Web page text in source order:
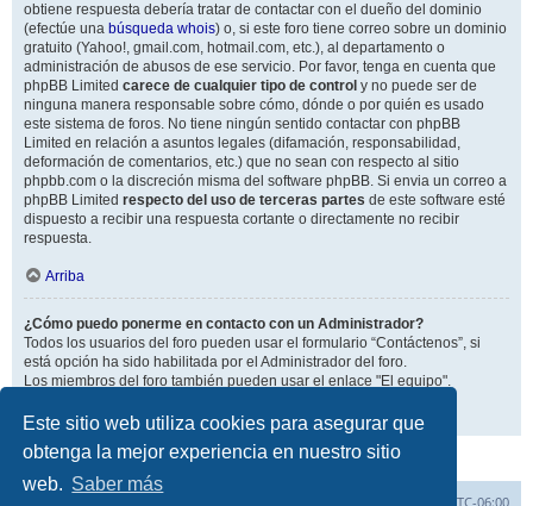
Este sitio web utiliza cookies para asegurar que
obtenga la mejor experiencia en nuestro sitio
web. Saber más
obtiene respuesta debería tratar de contactar con el dueño del dominio
(efectúe una búsqueda whois) o, si este foro tiene correo sobre un dominio
gratuito (Yahoo!, gmail.com, hotmail.com, etc.), al departamento o
administración de abusos de ese servicio. Por favor, tenga en cuenta que
phpBB Limited carece de cualquier tipo de control y no puede ser de
ninguna manera responsable sobre cómo, dónde o por quién es usado
este sistema de foros. No tiene ningún sentido contactar con phpBB
Limited en relación a asuntos legales (difamación, responsabilidad,
deformación de comentarios, etc.) que no sean con respecto al sitio
phpbb.com o la discreción misma del software phpBB. Si envia un correo a
phpBB Limited respecto del uso de terceras partes de este software esté
dispuesto a recibir una respuesta cortante o directamente no recibir
respuesta.
Arriba
¿Cómo puedo ponerme en contacto con un Administrador?
Todos los usuarios del foro pueden usar el formulario “Contáctenos”, si
está opción ha sido habilitada por el Administrador del foro.
Los miembros del foro también pueden usar el enlace "El equipo".
Arriba
UTC-06:00